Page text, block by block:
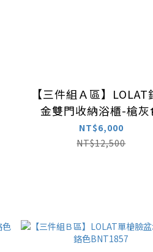
【三件組Ａ區】LOLAT
金雙門收納浴櫃-槍灰
CA008
NT$6,000
NT$12,500